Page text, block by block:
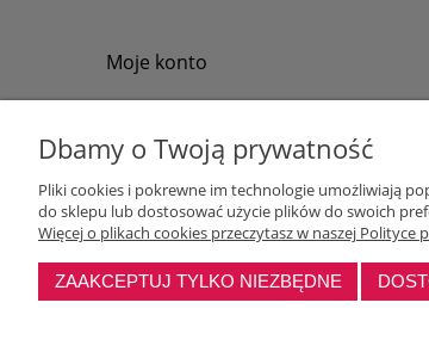
Moje konto
Przechowalnia
Ustawienia konta
Dbamy o Twoją prywatność
Pliki cookies i pokrewne im technologie umożliwiają
do sklepu lub dostosować użycie plików do swoich
Więcej o plikach cookies przeczytasz w naszej Polityce
ZAAKCEPTUJ TYLKO NIEZBĘDNE